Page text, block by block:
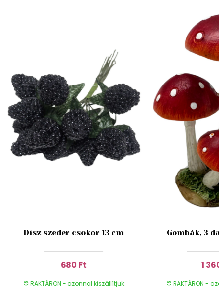
Dísz szeder csokor 13 cm
680 Ft
RAKTÁRON - azonnal kiszállítjuk
Gombák, 3
1
RAKTÁRON -